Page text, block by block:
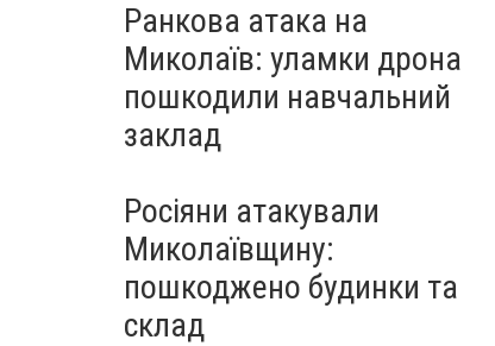
Ранкова атака на
Миколаїв: уламки дрона
пошкодили навчальний
заклад
Росіяни атакували
Миколаївщину:
пошкоджено будинки та
склад